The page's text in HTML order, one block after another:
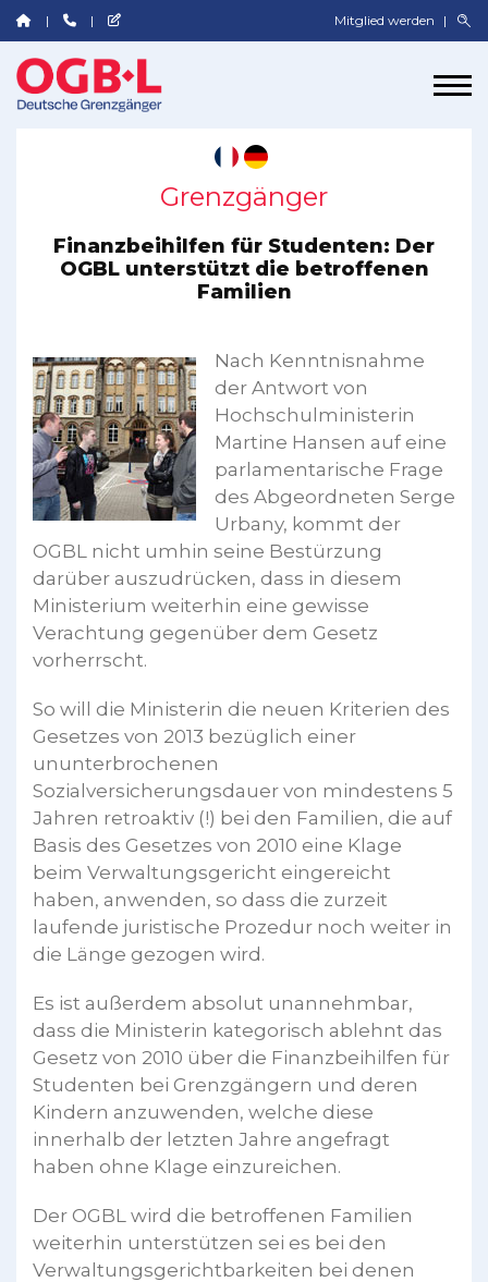
Mitglied werden
Grenzgänger
Finanzbeihilfen für Studenten: Der
OGBL unterstützt die betroffenen
Familien
Nach Kenntnisnahme
der Antwort von
Hochschulministerin
Martine Hansen auf eine
parlamentarische Frage
des Abgeordneten Serge
Urbany, kommt der
OGBL nicht umhin seine Bestürzung
darüber auszudrücken, dass in diesem
Ministerium weiterhin eine gewisse
Verachtung gegenüber dem Gesetz
vorherrscht.
So will die Ministerin die neuen Kriterien des
Gesetzes von 2013 bezüglich einer
ununterbrochenen
Sozialversicherungsdauer von mindestens 5
Jahren retroaktiv (!) bei den Familien, die auf
Basis des Gesetzes von 2010 eine Klage
beim Verwaltungsgericht eingereicht
haben, anwenden, so dass die zurzeit
laufende juristische Prozedur noch weiter in
die Länge gezogen wird.
Es ist außerdem absolut unannehmbar,
dass die Ministerin kategorisch ablehnt das
Gesetz von 2010 über die Finanzbeihilfen für
Studenten bei Grenzgängern und deren
Kindern anzuwenden, welche diese
innerhalb der letzten Jahre angefragt
haben ohne Klage einzureichen.
Der OGBL wird die betroffenen Familien
weiterhin unterstützen sei es bei den
Verwaltungsgerichtbarkeiten bei denen